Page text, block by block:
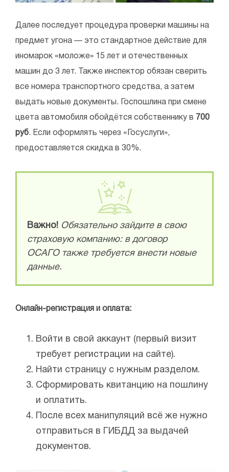
Далее последует процедура проверки машины на
предмет угона — это стандартное действие для
иномарок «моложе» 15 лет и отечественных
машин до 3 лет. Также инспектор обязан сверить
все номера транспортного средства, а затем
выдать новые документы. Госпошлина при смене
цвета автомобиля обойдётся собственнику в 700
руб. Если оформлять через «Госуслуги»,
предоставляется скидка в 30%.
Важно! Обязательно зайдите в свою
страховую компанию: в договор
ОСАГО также требуется внести новые
данные.
Онлайн-регистрация и оплата:
Войти в свой аккаунт (первый визит
требует регистрации на сайте).
Найти страницу с нужным разделом.
Сформировать квитанцию на пошлину
и оплатить.
После всех манипуляций всё же нужно
отправиться в ГИБДД за выдачей
документов.